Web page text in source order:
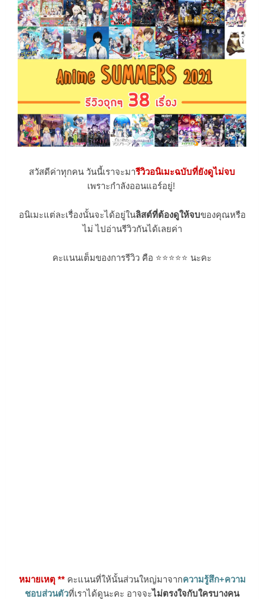
สวัสดีค่าทุกคน วันนี้เราจะมารีวิวอนิเมะฉบับที่ยังดูไม่จบ
เพราะกำลังออนแอร์อยู่!
อนิเมะแต่ละเรื่องนั้นจะได้อยู่ในลิสต์ที่ต้องดูให้จบของคุณหรือ
ไม่ ไปอ่านรีวิวกันได้เลยค่า
คะแนนเต็มของการรีวิว คือ ⭐⭐⭐⭐⭐ นะคะ
หมายเหตุ **คะแนนที่ให้นั้นส่วนใหญ่มาจากความรู้สึก+ความ
ชอบส่วนตัวที่เราได้ดูนะคะ อาจจะไม่ตรงใจกับใครบางคน